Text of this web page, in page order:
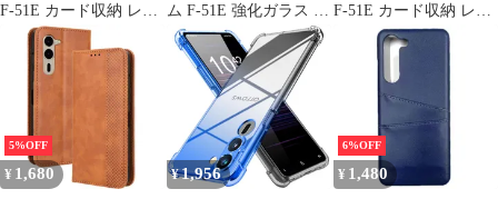
F-51E カード収納 レザ
ー スマート ケース
【Color】ブラック
ム F-51E 強化ガラス フ
ィルム
F-51E カード収納 レザ
ー スマート ケース
【Color】ピーコックグ
5%OFF
¥ 1,680 ¥1,956
6%OFF
¥ 1,480